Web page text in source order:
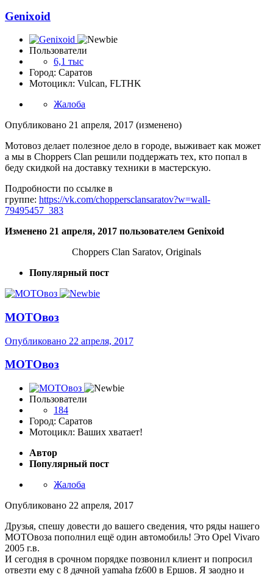
Genixoid
Пользователи
6,1 тыс
Город: Саратов
Мотоцикл: Vulcan, FLTHK
Жалоба
Опубликовано 21 апреля, 2017 (изменено)
Мотовоз делает полезное дело в городе, выживает как может
а мы в Сhoppers Сlan решили поддержать тех, кто попал в
беду скидкой на доставку техники в мастерскую.
Подробности по ссылке в
группе: https://vk.com/choppersclansaratov?w=wall-
79495457_383
Изменено 21 апреля, 2017 пользователем Genixoid
Choppers Clan Saratov, Originals
Популярный пост
МОТОвоз
Опубликовано 22 апреля, 2017
МОТОвоз
Пользователи
184
Город: Саратов
Мотоцикл: Ваших хватает!
Автор
Популярный пост
Жалоба
Опубликовано 22 апреля, 2017
Друзья, спешу довести до вашего сведения, что ряды нашего
МОТОвоза пополнил ещё один автомобиль! Это Opel Vivaro
2005 г.в.
И сегодня в срочном порядке позвонил клиент и попросил
отвезти ему с 8 дачной yamaha fz600 в Ершов. Я заодно и